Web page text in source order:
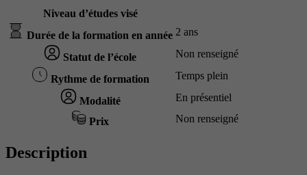
Niveau d’études visé
Durée de la formation en année 2 ans
Statut de l’école Non renseigné
Rythme de formation Temps plein
Modalité En présentiel
Prix Non renseigné
Description